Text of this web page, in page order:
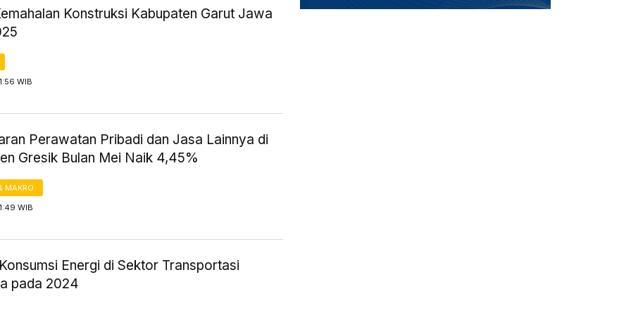
Konstruksi Kabupaten Garut Jawa
WIB
Perawatan Pribadi dan Jasa Lainnya di
Gresik Bulan Mei Naik 4,45%
MAKRO
WIB
Energi di Sektor Transportasi
pada 2024